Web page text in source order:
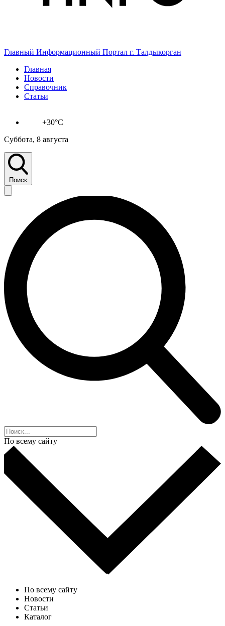
Главный Информационный Портал г. Талдыкорган
Главная
Новости
Справочник
Статьи
+30°C
Суббота, 8 августа
Поиск
По всему сайту
По всему сайту
Новости
Статьи
Каталог